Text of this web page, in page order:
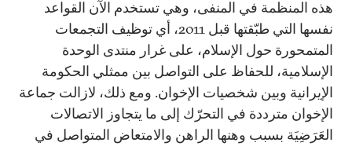
هذه المنظمة في المنفى، وهي تستخدم الآن القواعد
نفسها التي طبّقتها قبل 2011، أي توظيف التجمعات
المتمحورة حول الإسلام، على غرار منتدى الوحدة
الإسلامية، للحفاظ على التواصل بين ممثلي الحكومة
الإيرانية وبين شخصيات الإخوان. ومع ذلك، لازالت جماعة
الإخوان مترددة في التحرّك إلى ما يتجاوز الاتصالات
العَرَضِيَة بسبب وهنها الراهن والامتعاض المتواصل في